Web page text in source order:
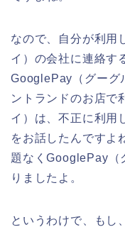
なので、自分が利用
イ）の会社に連絡す
GooglePay（グーグ
ントランドのお店で
イ）は、不正に利用
をお話したんですよ
題なくGooglePay（
りましたよ。
というわけで、もし